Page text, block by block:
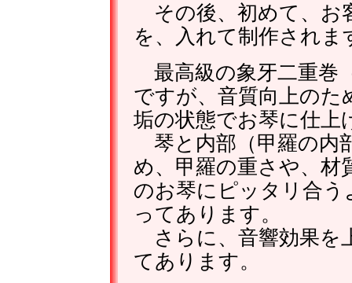
その後、初めて、お
を、入れて制作されま
最高級の象牙二重巻
ですが、音質向上のた
垢の状態でお琴に仕上
琴と内部（甲羅の内
め、甲羅の重さや、材
のお琴にピッタリ合
ってあります。
さらに、音響効果を
てあります。